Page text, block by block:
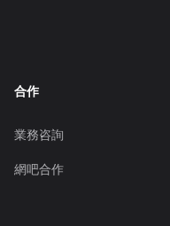
合作
業務咨詢
網吧合作